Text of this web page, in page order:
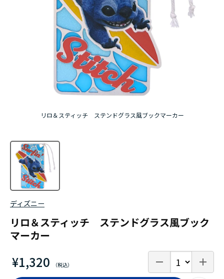
リロ＆スティッチ ステンドグラス風ブックマーカー
ディズニー
リロ＆スティッチ ステンドグラス風ブック
マーカー
¥1,320